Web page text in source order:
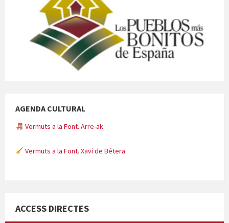
AGENDA CULTURAL
Vermuts a la Font. Arre-ak
Vermuts a la Font. Xavi de Bétera
ACCESS DIRECTES